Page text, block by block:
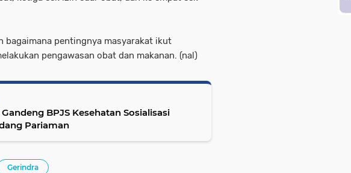
bagaimana pentingnya masyarakat ikut
pengawasan obat dan makanan. (nal)
BPJS Kesehatan Sosialisasi
Pariaman
Gerindra